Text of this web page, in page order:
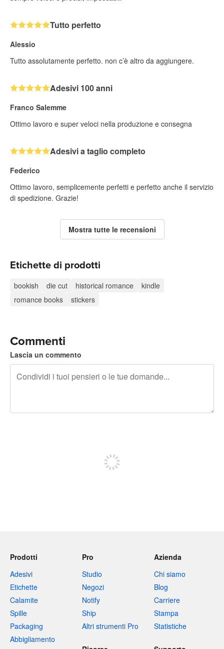
Tutto perfetto
Alessio
Tutto assolutamente perfetto. non c’è altro da aggiungere.
Adesivi 100 anni
Franco Salemme
Ottimo lavoro e super veloci nella produzione e consegna
Adesivi a taglio completo
Federico
Ottimo lavoro, semplicemente perfetti e perfetto anche il servizio
di spedizione. Grazie!
Mostra tutte le recensioni
Etichette di prodotti
bookish die cut historical romance
kindle
romance books
stickers
Commenti
Lascia un commento
Prodotti
Adesivi
Etichette
Calamite
Spille
Packaging
Abbigliamento
Pro
Studio
Negozi
Notify
Ship
Altri strumenti Pro
Azienda
Chi siamo
Blog
Carriere
Stampa
Statistiche